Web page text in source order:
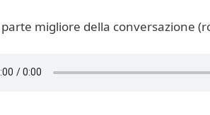
parte migliore della conversazione